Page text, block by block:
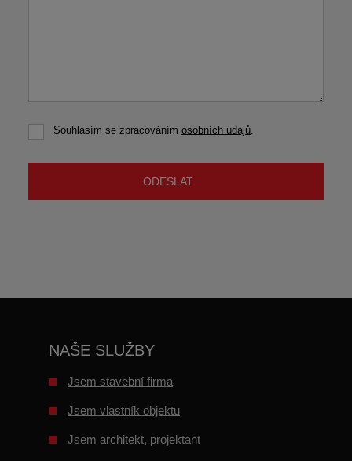
SouhlasímSouhlasím se zpracováním osobních údajů.
ODESLAT
NAŠE SLUŽBY
Jsem stavební firma
Jsem vlastník objektu
Jsem architekt, projektant